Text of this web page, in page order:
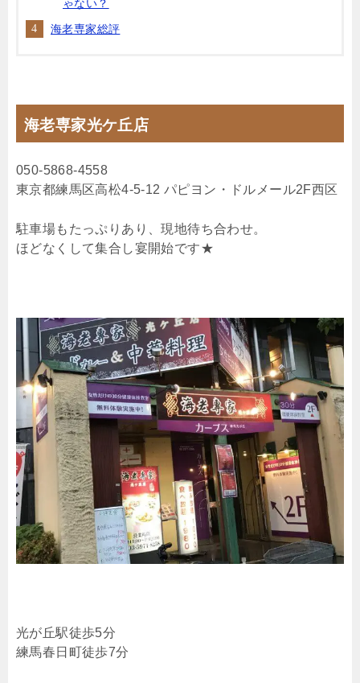
ゃない？
海老専家総評
海老専家光ケ丘店
050-5868-4558
東京都練馬区高松4-5-12 パピヨン・ドルメール2F西区
駐車場もたっぷりあり、現地待ち合わせ。
ほどなくして集合し宴開始です★
光が丘駅徒歩5分
練馬春日町徒歩7分